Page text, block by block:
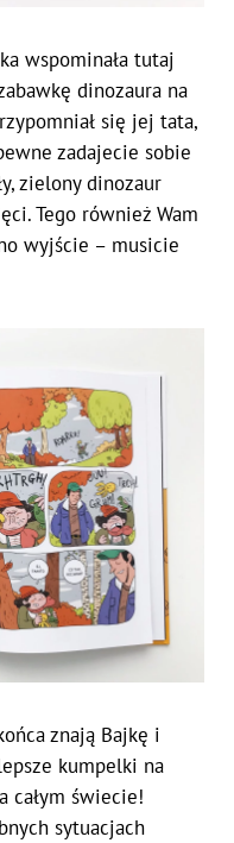
wspominała tutaj
dinozaura na
się jej tata,
zadajecie sobie
zielony dinozaur
Tego również Wam
wyjście – musicie
znają Bajkę i
kumpelki na
całym świecie!
sytuacjach